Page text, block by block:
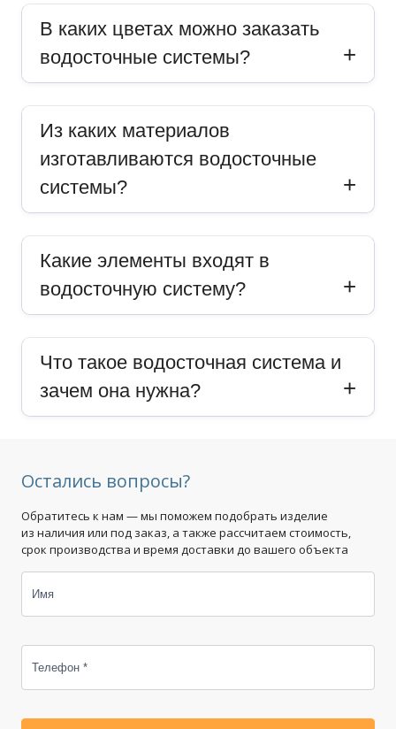
В каких цветах можно заказать
водосточные системы?
Из каких материалов
изготавливаются водосточные
системы?
Какие элементы входят в
водосточную систему?
Что такое водосточная система и
зачем она нужна?
Остались вопросы?
Обратитесь к нам — мы поможем подобрать изделие
из наличия или под заказ, а также рассчитаем стоимость,
срок производства и время доставки до вашего объекта
Имя
Телефон *